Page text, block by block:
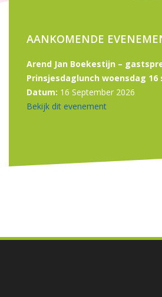
AANKOMENDE
Arend Jan Boekestijn –
Prinsjesdaglunch woensdag 16
Datum: 16 September 2026
Bekijk dit evenement